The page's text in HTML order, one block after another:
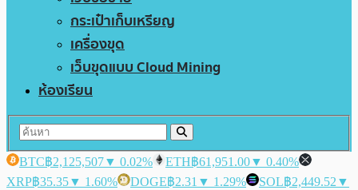
กระเป๋าเก็บเหรียญ
เครื่องขุด
เว็บขุดแบบ Cloud Mining
ห้องเรียน
BTC฿2,125,507▼ 0.02% ETH฿61,951.00▼ 0.40%
XRP฿35.35▼ 1.60% DOGE฿2.31 ▼ 1.29% SOL฿2,449.52 ▼